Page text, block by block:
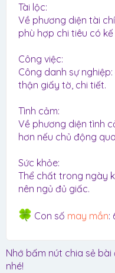
Tài lộc:
Về phương diện tài
phù hợp chi tiêu có
Công việc:
Công danh sự
thận giấy tờ, chi tiết.
Tình cảm:
Về phương diện tình
hơn nếu chủ động
Sức khỏe:
Thể chất trong ngày
nên ngủ đủ giấc.
Con số may mắn:
Nhớ bấm nút chia sẻ
nhé!